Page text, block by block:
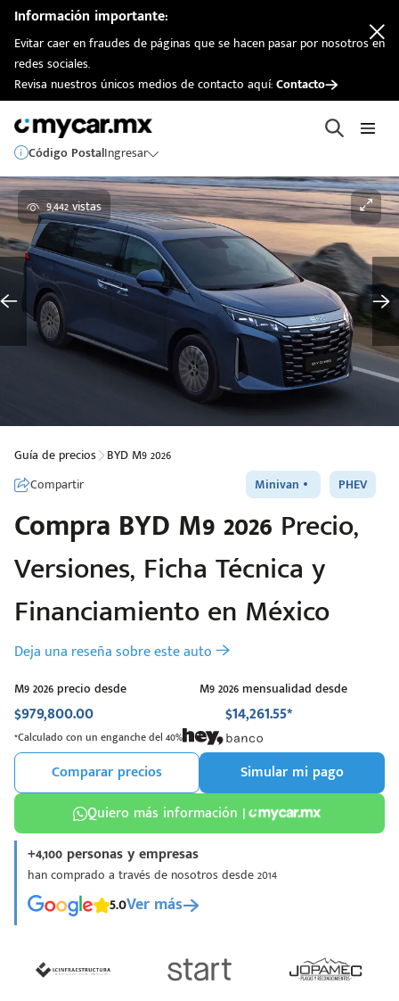
Información importante:
Evitar caer en fraudes de páginas que se hacen pasar por nosotros en
redes sociales.
Revisa nuestros únicos medios de contacto aquí:Contacto
Código PostalIngresar
9,442 vistas
Guía de precios BYD M9 2026
Compartir
Minivan PHEV
Compra BYD M9 2026 Precio,
Versiones, Ficha Técnica y
Financiamiento en México
Deja una reseña sobre este auto
M9 2026 precio desde
$979,800.00
M9 2026 mensualidad desde
$14,261.55*
*Calculado con un enganche del 40%
Comparar precios
Simular mi pago
Quiero más información |
+4,100 personas y empresas
han comprado a través de nosotros desde 2014
5.0Ver más
¡Espera!
enviar tu cotización
conozcas nuestro